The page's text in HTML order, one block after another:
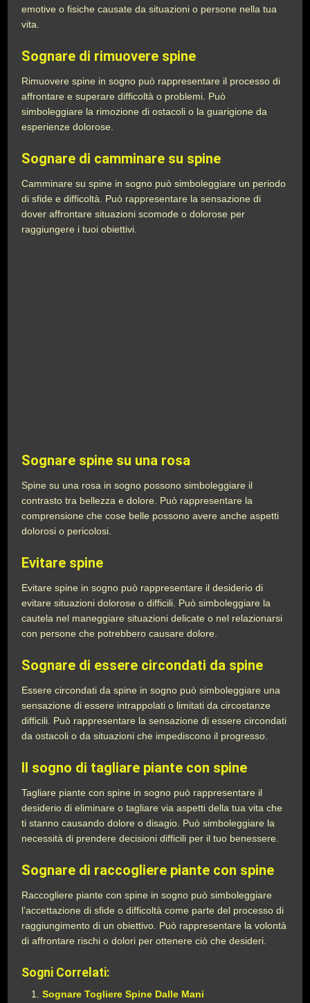
emotive o fisiche causate da situazioni o persone nella tua
vita.
Sognare di rimuovere spine
Rimuovere spine in sogno può rappresentare il processo di
affrontare e superare difficoltà o problemi. Può
simboleggiare la rimozione di ostacoli o la guarigione da
esperienze dolorose.
Sognare di camminare su spine
Camminare su spine in sogno può simboleggiare un periodo
di sfide e difficoltà. Può rappresentare la sensazione di
dover affrontare situazioni scomode o dolorose per
raggiungere i tuoi obiettivi.
Sognare spine su una rosa
Spine su una rosa in sogno possono simboleggiare il
contrasto tra bellezza e dolore. Può rappresentare la
comprensione che cose belle possono avere anche aspetti
dolorosi o pericolosi.
Evitare spine
Evitare spine in sogno può rappresentare il desiderio di
evitare situazioni dolorose o difficili. Può simboleggiare la
cautela nel maneggiare situazioni delicate o nel relazionarsi
con persone che potrebbero causare dolore.
Sognare di essere circondati da spine
Essere circondati da spine in sogno può simboleggiare una
sensazione di essere intrappolati o limitati da circostanze
difficili. Può rappresentare la sensazione di essere circondati
da ostacoli o da situazioni che impediscono il progresso.
Il sogno di tagliare piante con spine
Tagliare piante con spine in sogno può rappresentare il
desiderio di eliminare o tagliare via aspetti della tua vita che
ti stanno causando dolore o disagio. Può simboleggiare la
necessità di prendere decisioni difficili per il tuo benessere.
Sognare di raccogliere piante con spine
Raccogliere piante con spine in sogno può simboleggiare
l’accettazione di sfide o difficoltà come parte del processo di
raggiungimento di un obiettivo. Può rappresentare la volontà
di affrontare rischi o dolori per ottenere ciò che desideri.
Sogni Correlati:
Sognare Togliere Spine Dalle Mani